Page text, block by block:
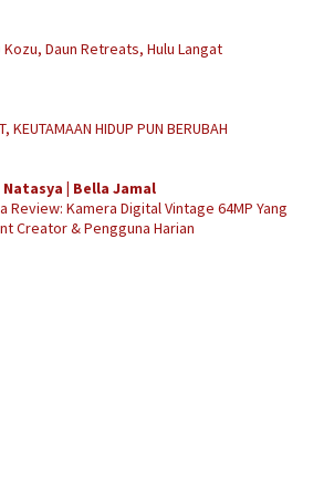
Kozu, Daun Retreats, Hulu Langat
KEUTAMAAN HIDUP PUN BERUBAH
| Bella Jamal
Review: Kamera Digital Vintage 64MP Yang
Creator & Pengguna Harian